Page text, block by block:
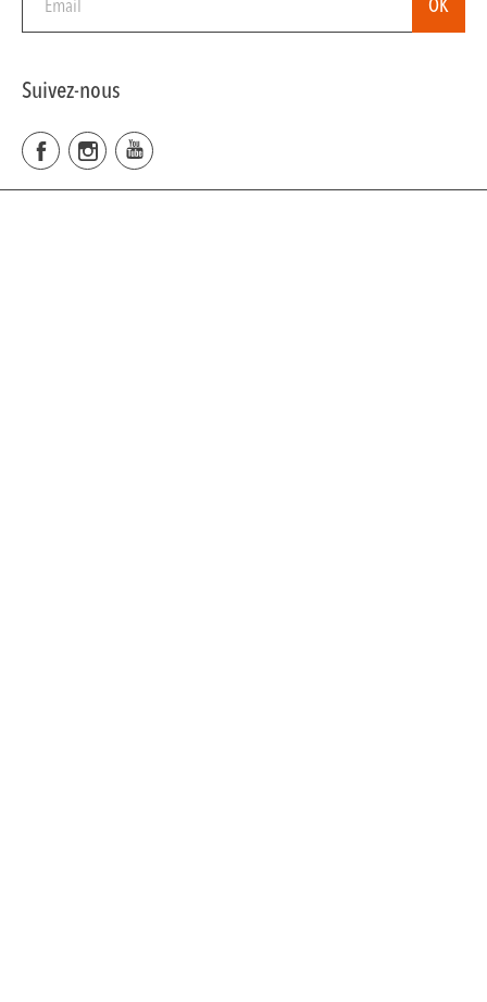
Suivez-nous